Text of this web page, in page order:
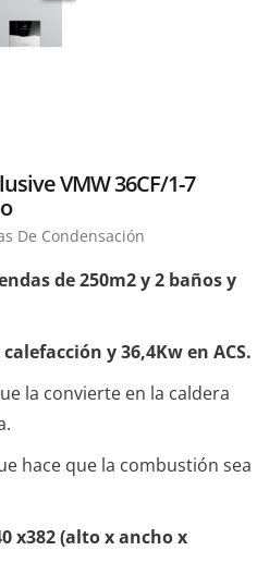
VMW 36CF/1-7
De Condensación
de 250m2 y 2 baños y
y 36,4Kw en ACS.
la convierte en la caldera
hace que la combustión sea
x382 (alto x ancho x